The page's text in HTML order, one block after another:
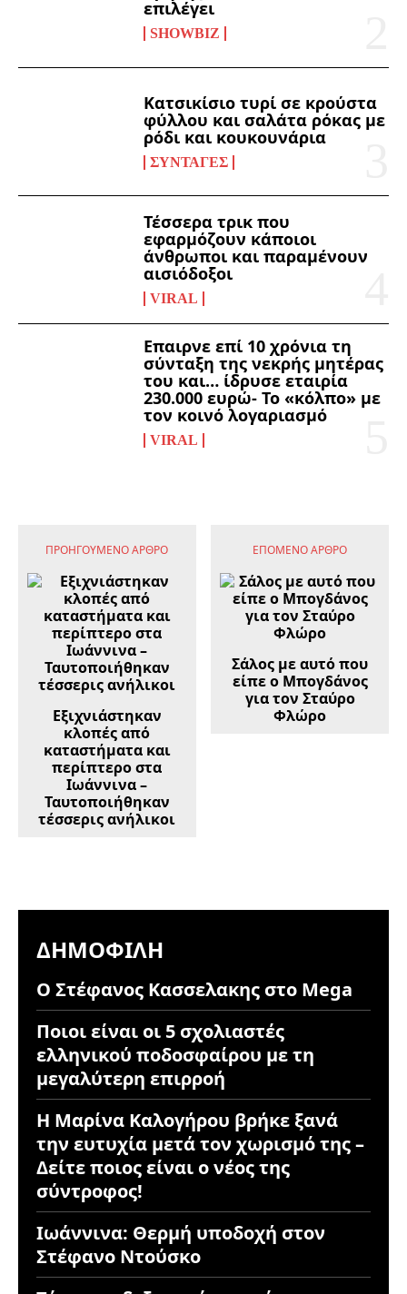
επιλέγει
SHOWBIZ
Κατσικίσιο τυρί σε κρούστα
φύλλου και σαλάτα ρόκας με
ρόδι και κουκουνάρια
ΣΥΝΤΑΓΈΣ
Τέσσερα τρικ που
εφαρμόζουν κάποιοι
άνθρωποι και παραμένουν
αισιόδοξοι
VIRAL
Επαιρνε επί 10 χρόνια τη
σύνταξη της νεκρής μητέρας
του και… ίδρυσε εταιρία
230.000 ευρώ- Το «κόλπο» με
τον κοινό λογαριασμό
VIRAL
ΠΡΟΗΓΟΎΜΕΝΟ ΆΡΘΡΟ
Εξιχνιάστηκαν
κλοπές από
καταστήματα και
περίπτερο στα
Ιωάννινα –
Ταυτοποιήθηκαν
τέσσερις ανήλικοι
ΕΠΌΜΕΝΟ ΆΡΘΡΟ
Σάλος με αυτό που
είπε ο Μπογδάνος
για τον Σταύρο
Φλώρο
ΔΗΜΟΦΙΛΉ
Ο Στέφανος Κασσελακης στο Mega
Ποιοι είναι οι 5 σχολιαστές
ελληνικού ποδοσφαίρου με τη
μεγαλύτερη επιρροή
Η Μαρίνα Καλογήρου βρήκε ξανά
την ευτυχία μετά τον χωρισμό της –
Δείτε ποιος είναι ο νέος της
σύντροφος!
Ιωάννινα: Θερμή υποδοχή στον
Στέφανο Ντούσκο